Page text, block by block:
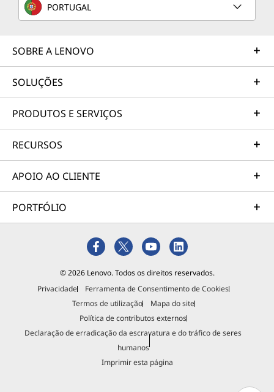
PORTUGAL
SOBRE A LENOVO
SOLUÇÕES
PRODUTOS E SERVIÇOS
RECURSOS
APOIO AO CLIENTE
PORTFÓLIO
© 2026 Lenovo. Todos os direitos reservados.
Privacidade
Ferramenta de Consentimento de Cookies
Termos de utilização
Mapa do site
Política de contributos externos
Declaração de erradicação da escravatura e do tráfico de seres
humanos
Imprimir esta página